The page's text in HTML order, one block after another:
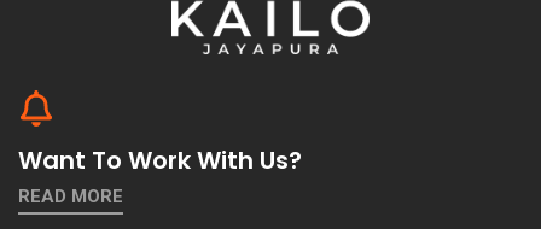
Want To Work With Us?
READ MORE